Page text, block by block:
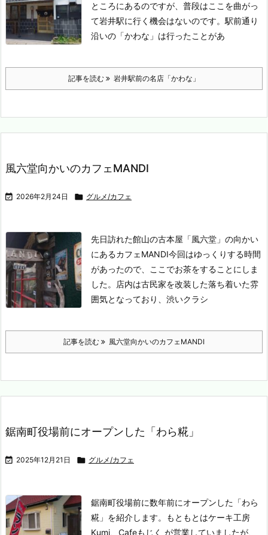
ところにあるのですが、普段はここを曲がっ
て岩井駅に行く機会はないのです。 駅前通り
沿いの「かわな」は行ったことがあ
記事を読む 岩井駅前の名店「かわな」
風六堂向かいのカフェMANDI
 2026年2月24日  グルメ/カフェ
先日訪れた館山の古本屋「風六堂」の向かい
にあるカフェMANDI今回はゆっくりする時間
があったので、ここでお茶をすることにしま
した。
店内は古民家を改装した落ち着いた雰
囲気となっており、渋いクラシ
記事を読む 風六堂向かいのカフェMANDI
鋸南町役場前にオープンした「わら糀」
 2025年12月21日  グルメ/カフェ
鋸南町役場前に数年前にオープンした「わら
糀」を紹介します。もともとはケーキ工房
Kumi、Cafeもじく が営業していましたが、